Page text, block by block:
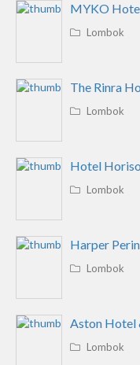
MYKO
Lombok
The Rinra
Lombok
Hotel
Lombok
Harper
Lombok
Aston Hotel
Lombok